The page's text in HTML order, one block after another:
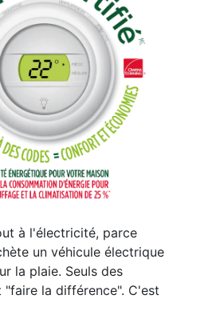
à l'électricité, parce
un véhicule électrique
la plaie. Seuls des
"faire la différence". C'est